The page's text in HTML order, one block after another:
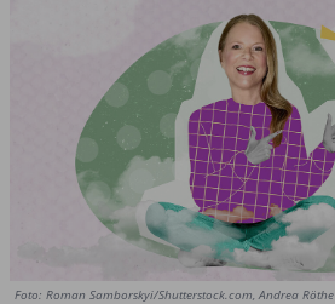
Foto: Roman Samborskyi/Shutterstock.com, Andrea Röthe